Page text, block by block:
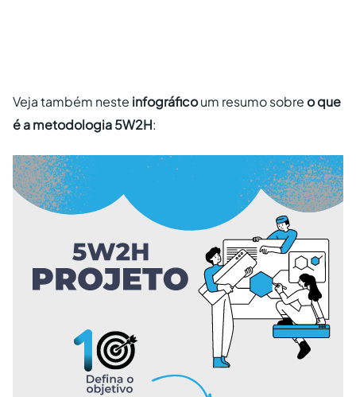
Veja também neste infográficoum resumo sobre o que
é a metodologia 5W2H: